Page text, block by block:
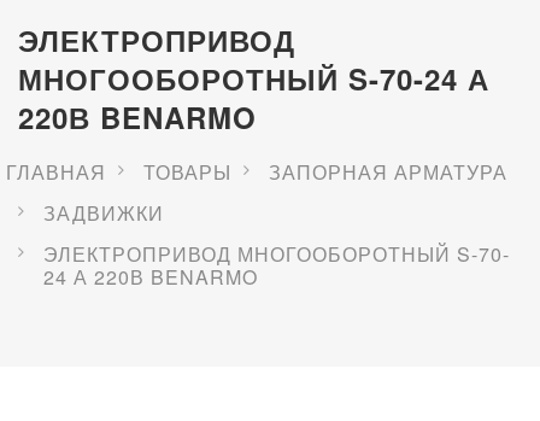
ЭЛЕКТРОПРИВОД
МНОГООБОРОТНЫЙ S-70-24 А
220В BENARMO
ГЛАВНАЯ ТОВАРЫ
ЗАПОРНАЯ АРМАТУРА
ЗАДВИЖКИ
ЭЛЕКТРОПРИВОД МНОГООБОРОТНЫЙ S-70-
24 А 220В BENARMO